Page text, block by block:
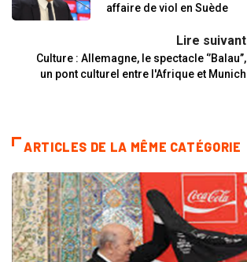
affaire de viol en Suède
Lire suivant
Culture : Allemagne, le spectacle ‘’Balau’’,
un pont culturel entre l'Afrique et Munich
ARTICLES DE LA MÊME CATÉGORIE